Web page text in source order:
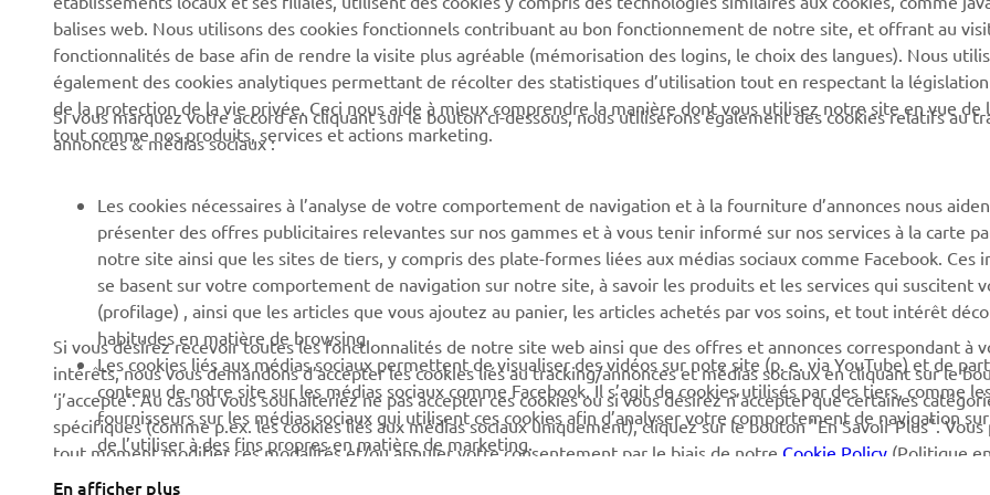
News
Événements
Press
Devenir revendeur
Politique en matière de
droits humains
Politique de durabilitè de
Canal d'alerte
Autorités
Parcours de golf
Premiers secours
Robotics
Partenariats
Informations techniques
pour les réparateurs
indépendants
Yamalube Safety Data
Sheets
Yamaha Music
Yamaha Racing
Yamaha Motor Global
ligne
Catalogue pièces
détachées
Gestion des déchets de
batteries
Belgium (French)
balises web. Nous utilisons des cookies fonctionnels contribuant au bon fonctionnement de notre site, et offrant au
fonctionnalités de base afin de rendre la visite plus agréable (mémorisation des logins, le choix des langues). Nous
également des cookies analytiques permettant de récolter des statistiques d’utilisation tout en respectant la
de la protection de la vie privée. Ceci nous aide à mieux comprendre la manière dont vous utilisez notre site en vue de
tout comme nos produits, services et actions marketing.
Si vous marquez votre accord en cliquant sur le bouton ci-dessous, nous utiliserons également des cookies relatifs au
annonces & médias sociaux :
Les cookies nécessaires à l’analyse de votre comportement de navigation et à la fourniture d’annonces nous
présenter des offres publicitaires relevantes sur nos gammes et à vous tenir informé sur nos services à la carte
notre site ainsi que les sites de tiers, y compris des plate-formes liées aux médias sociaux comme Facebook. Ces
se basent sur votre comportement de navigation sur notre site, à savoir les produits et les services qui suscitent
(profilage) , ainsi que les articles que vous ajoutez au panier, les articles achetés par vos soins, et tout intérêt
habitudes en matière de browsing.
Les cookies liés aux médias sociaux permettent de visualiser des vidéos sur note site (p. e. via YouTube) et de
contenu de notre site sur les médias sociaux comme Facebook. Il s’agit de cookies utilisés par des tiers, comme les
fournisseurs sur les médias sociaux qui utilisent ces cookies afin d’analyser votre comportement de navigation
de l’utiliser à des fins propres en matière de marketing.
Si vous désirez recevoir toutes les fonctionnalités de notre site web ainsi que des offres et annonces correspondant à
intérêts, nous vous demandons d’accepter les cookies liés au tracking/annonces et médias sociaux en cliquant sur le
‘j’accepte’. Au cas où vous souhaiteriez ne pas accepter ces cookies ou si vous désirez n’accepter que certaines
spécifiques (comme p.ex. les cookies liés aux médias sociaux uniquement), cliquez sur le bouton "En Savoir Plus". Vous
tout moment modifier ces modalités et/ou annuler votre consentement par le biais de notre Cookie Policy (Politique
En afficher plus